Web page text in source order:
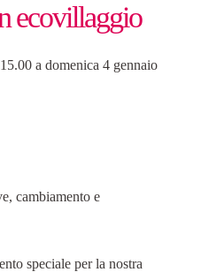
ecovillaggio
a domenica 4 gennaio
cambiamento e
speciale per la nostra